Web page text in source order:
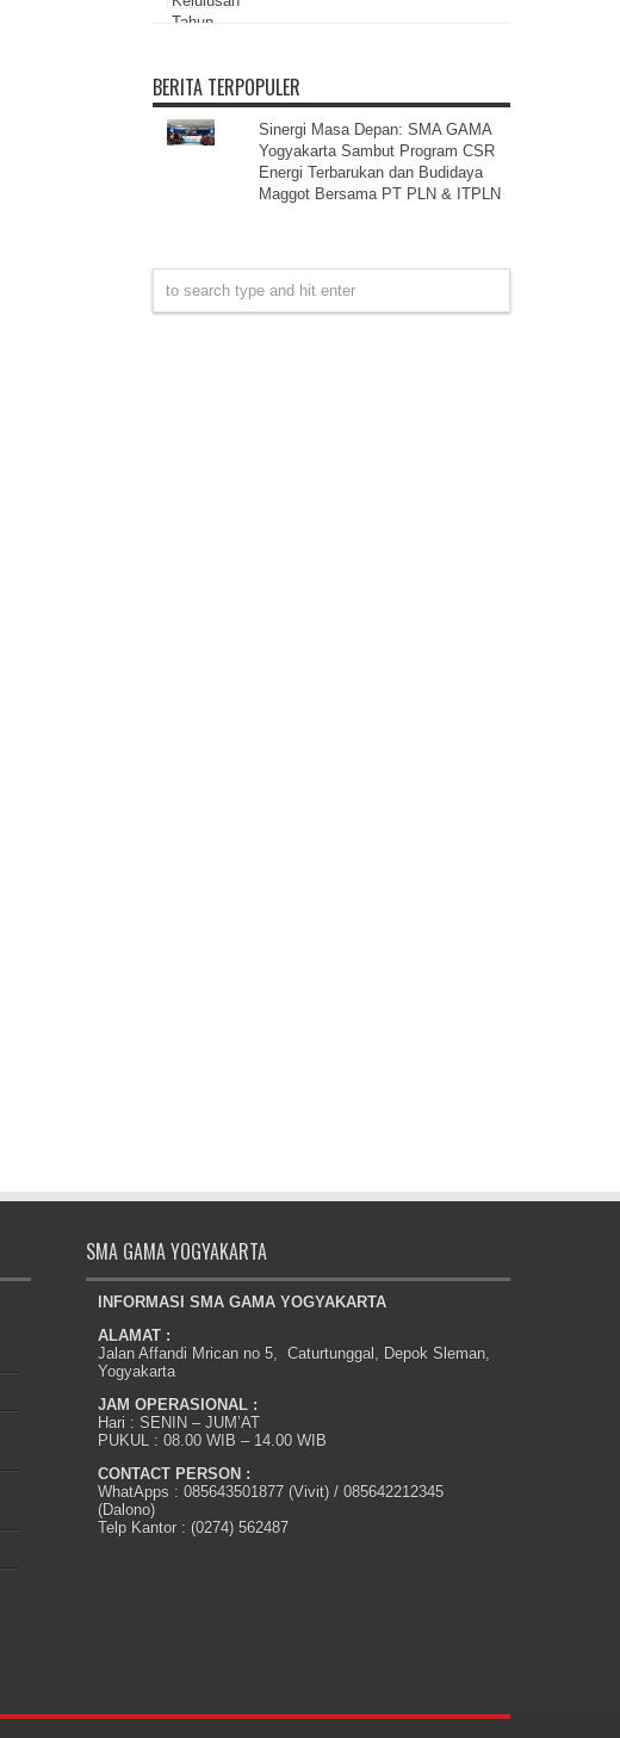
BERITA TERPOPULER
Sinergi Masa Depan: SMA GAMA
Yogyakarta Sambut Program CSR
Energi Terbarukan dan Budidaya
Maggot Bersama PT PLN & ITPLN
SMA GAMA YOGYAKARTA
INFORMASI SMA GAMA YOGYAKARTA
ALAMAT :
Jalan Affandi Mrican no 5, Caturtunggal, Depok Sleman,
Yogyakarta
JAM OPERASIONAL :
Hari : SENIN – JUM’AT
PUKUL : 08.00 WIB – 14.00 WIB
CONTACT PERSON :
WhatApps : 085643501877 (Vivit) / 085642212345
(Dalono)
Telp Kantor : (0274) 562487